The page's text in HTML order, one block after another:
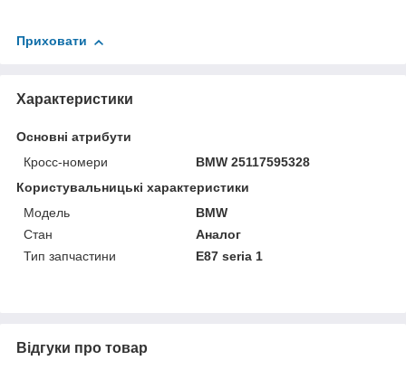
Приховати
Характеристики
Основні атрибути
Кросс-номери
BMW 25117595328
Користувальницькі характеристики
Мoдель
BMW
Стан
Аналог
Тип запчастини
E87 seria 1
Відгуки про товар